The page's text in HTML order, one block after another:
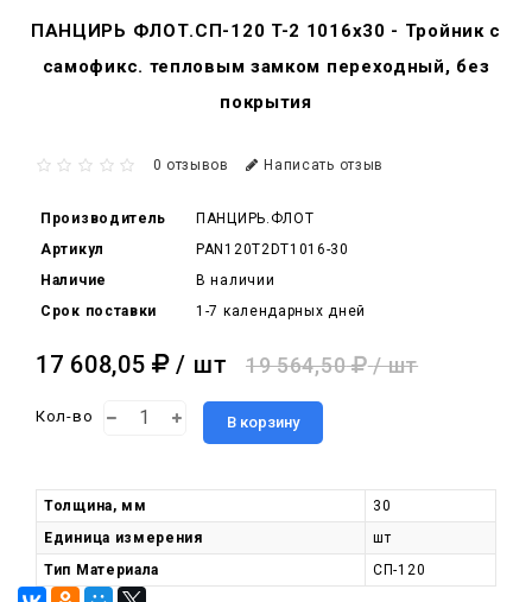
ПАНЦИРЬ ФЛОТ.СП-120 T-2 1016x30 - Тройник c
самофикс. тепловым замком переходный, без
покрытия
0 отзывов Написать отзыв
Производитель
ПАНЦИРЬ.ФЛОТ
Артикул
PAN120T2DT1016-30
Наличие
В наличии
Срок поставки
1-7 календарных дней
17 608,05 / шт 19 564,50 / шт
Кол-во В корзину
Толщина, мм
30
Единица измерения
шт
Тип Материала
СП-120